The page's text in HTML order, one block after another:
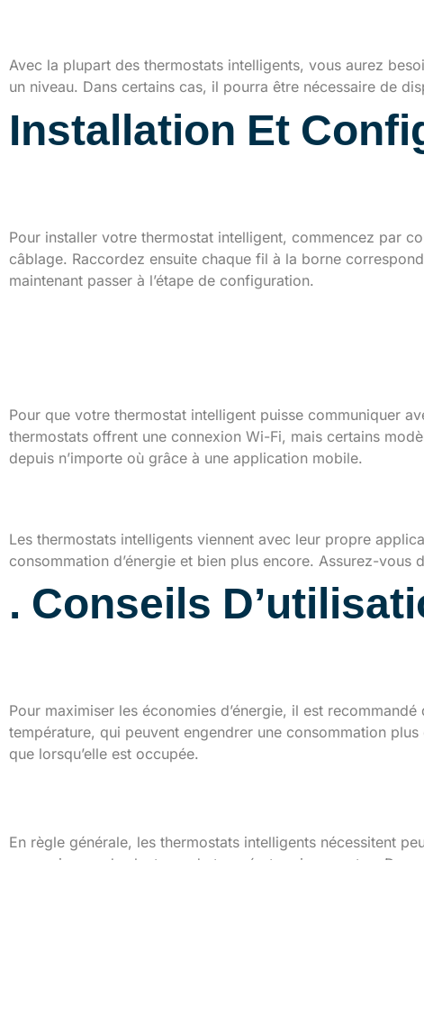
Avec la plupart des thermostats intelligents, vous aurez
un niveau. Dans certains cas, il pourra être nécessaire de
Installation Et
Pour installer votre thermostat intelligent, commencez par
câblage. Raccordez ensuite chaque fil à la borne
maintenant passer à l’étape de configuration.
Pour que votre thermostat intelligent puisse communiquer
thermostats offrent une connexion Wi-Fi, mais certains
depuis n’importe où grâce à une application mobile.
Les thermostats intelligents viennent avec leur propre
consommation d’énergie et bien plus encore. Assurez-
. Conseils
Pour maximiser les économies d’énergie, il est
température, qui peuvent engendrer une consommation
que lorsqu’elle est occupée.
En règle générale, les thermostats intelligents nécessitent
connexion ou des lectures de température incorrectes.